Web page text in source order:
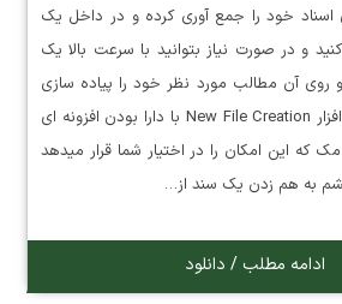
اسناد خود را جمع آوری کرده و در داخل یک
کنید و در صورت نیاز بتوانید با سرعت بالا یک
و روی آن مطالب مورد نظر خود را پیاده سازی
کنید. همچنین نرم افزار New File Creation با دارا بودن افزونه ای
که این امکان را در اختیار شما قرار میدهد
به هم زدن یک سند از…
ادامه مطلب / دانلود